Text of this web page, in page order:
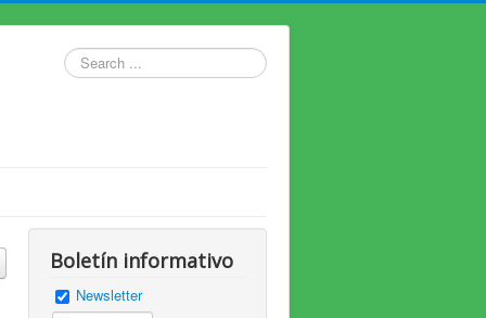
Search
...
Boletín informativo
Newsletter